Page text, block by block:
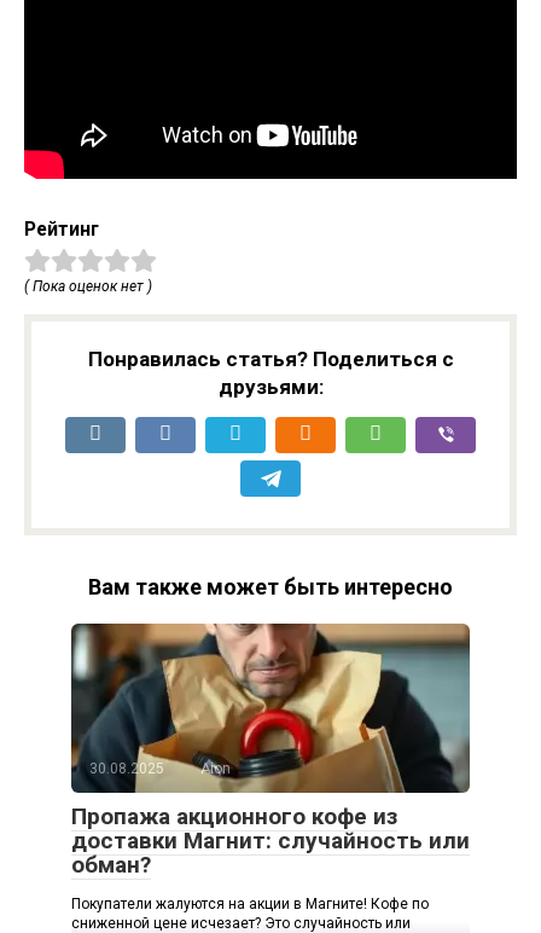
Рейтинг
( Пока оценок нет )
Понравилась статья? Поделиться с
друзьями:
Вам также может быть интересно
30.08.2025 Aion
Пропажа акционного кофе из
доставки Магнит: случайность или
обман?
Покупатели жалуются на акции в Магните! Кофе по
сниженной цене исчезает? Это случайность или